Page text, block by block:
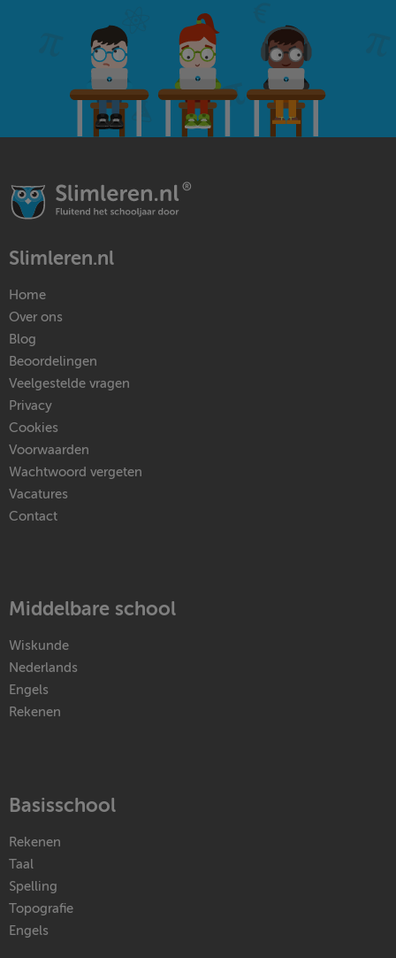
Slimleren.nl
Home
Over ons
Blog
Beoordelingen
Veelgestelde vragen
Privacy
Cookies
Voorwaarden
Wachtwoord vergeten
Vacatures
Contact
Middelbare school
Wiskunde
Nederlands
Engels
Rekenen
Basisschool
Rekenen
Taal
Spelling
Topografie
Engels